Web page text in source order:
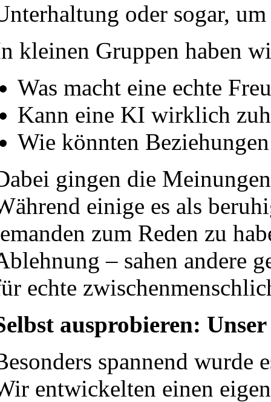
oder sogar,
kleinen Gruppen haben
Was macht eine echte
Kann eine KI wirklich
Wie könnten
gingen die
einige es als
zum Reden zu
– sahen andere
echte
ausprobieren:
spannend wurde
entwickelten einen